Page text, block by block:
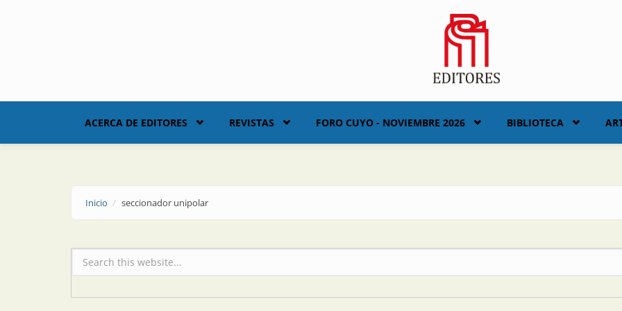
ACERCA DE EDITORES REVISTAS FORO CUYO - NOVIEMBRE 2026 BIBLIOTECA
Inicio seccionador unipolar
Formulario de búsqueda